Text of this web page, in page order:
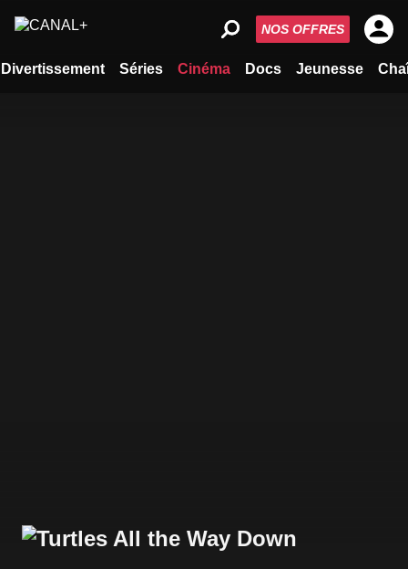
Divertissement Séries Cinéma Docs Jeunesse
NOS OFFRES